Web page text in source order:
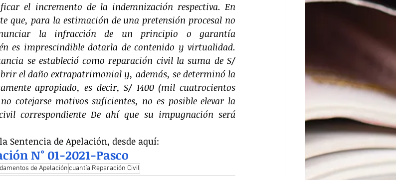
el incremento de la indemnización respectiva. En
que, para la estimación de una pretensión procesal no
la infracción de un principio o garantía
es imprescindible dotarla de contenido y virtualidad.
se estableció como reparación civil la suma de S/
el daño extrapatrimonial y, además, se determinó la
apropiado, es decir, S/ 1400 (mil cuatrocientos
cotejarse motivos suficientes, no es posible elevar la
correspondiente De ahí que su impugnación será
Sentencia de Apelación, desde aquí:
N° 01-2021-Pasco
de Apelacióncuantía Reparación Civil